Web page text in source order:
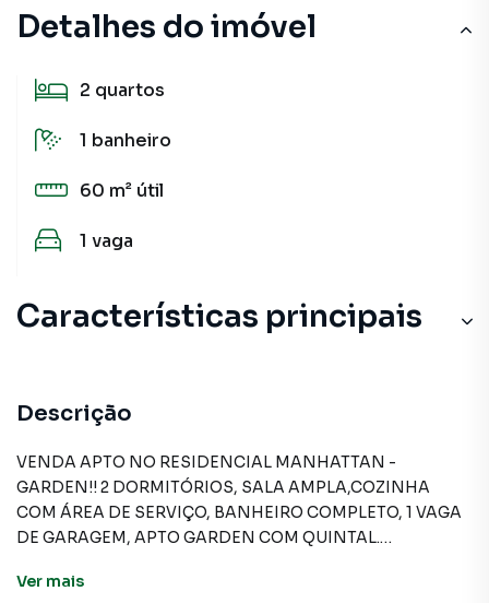
Detalhes do imóvel
2 quartos
1 banheiro
60 m² útil
1 vaga
Características principais
Descrição
VENDA APTO NO RESIDENCIAL MANHATTAN -
GARDEN!! 2 DORMITÓRIOS, SALA AMPLA,COZINHA
COM ÁREA DE SERVIÇO, BANHEIRO COMPLETO, 1 VAGA
DE GARAGEM, APTO GARDEN COM QUINTAL.
Ver mais